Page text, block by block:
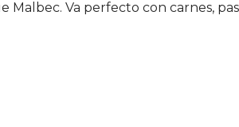
Va perfecto con carnes,